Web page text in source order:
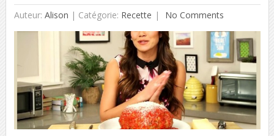
Auteur: Alison | Catégorie: Recette No Comments